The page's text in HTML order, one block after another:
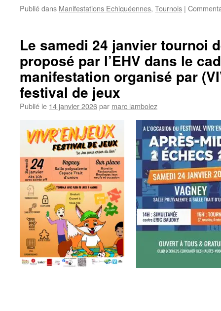
Publié dans Manifestations Echiquéennes, Tournois |
Le samedi 24 janvier tournoi
proposé par l’EHV dans le
manifestation organisé par
festival de jeux
Publié le 14 janvier 2026par marc lambolez